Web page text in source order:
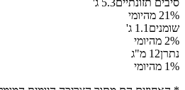
21% מהיומי
שומנים 1.1 ג'
2% מהיומי
נתרן12 מ"ג
1% מהיומי